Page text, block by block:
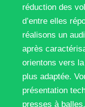
réduction des
d’entre elles
réalisons un
après
orientons vers
plus adaptée.
présentation
presses à